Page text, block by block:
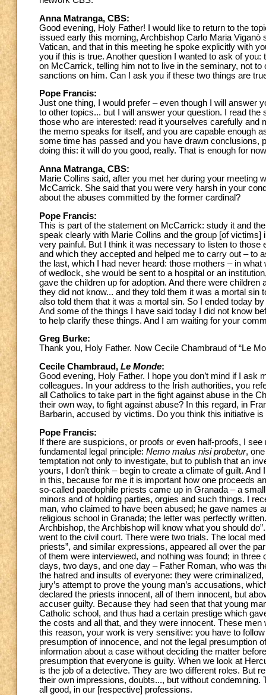
Anna Matranga, CBS:
Good evening, Holy Father! I would like to return to the
issued early this morning, Archbishop Carlo Maria
Vatican, and that in this meeting he spoke explicitly with
you if this is true. Another question I wanted to ask of
on McCarrick, telling him not to live in the seminary, not
sanctions on him. Can I ask you if these two things are
Pope Francis:
Just one thing, I would prefer – even though I will answer
to other topics... but I will answer your question. I read
those who are interested: read it yourselves carefully
the memo speaks for itself, and you are capable enough
some time has passed and you have drawn conclusions,
doing this: it will do you good, really. That is enough for
Anna Matranga, CBS:
Marie Collins said, after you met her during your meeting
McCarrick. She said that you were very harsh in your
about the abuses committed by the former cardinal?
Pope Francis:
This is part of the statement on McCarrick: study it and
speak clearly with Marie Collins and the group [of victims]
very painful. But I think it was necessary to listen to
and which they accepted and helped me to carry out – to
the last, which I had never heard: those mothers – in
of wedlock, she would be sent to a hospital or an
gave the children up for adoption. And there were
they did not know... and they told them it was a mortal
also told them that it was a mortal sin. So I ended today
And some of the things I have said today I did not know
to help clarify these things. And I am waiting for your
Greg Burke:
Thank you, Holy Father. Now Cecile Chambraud of “Le
Cecile Chambraud, Le Monde:
Good evening, Holy Father. I hope you don’t mind if I
colleagues. In your address to the Irish authorities, you
all Catholics to take part in the fight against abuse in the
their own way, to fight against abuse? In this regard, in
Barbarin, accused by victims. Do you think this initiative is
Pope Francis:
If there are suspicions, or proofs or even half-proofs, I
fundamental legal principle: Nemo malus nisi probetur,
temptation not only to investigate, but to publish that an
yours, I don’t think – begin to create a climate of guilt.
in this, because for me it is important how one proceeds
so-called paedophile priests came up in Granada – a
minors and of holding parties, orgies and such things. I
man, who claimed to have been abused; he gave names
religious school in Granada; the letter was perfectly
Archbishop, the Archbishop will know what you should
went to the civil court. There were two trials. The local
priests”, and similar expressions, appeared all over the
of them were interviewed, and nothing was found; in
days, two days, and one day – Father Roman, who was
the hatred and insults of everyone: they were
jury’s attempt to prove the young man’s accusations,
declared the priests innocent, all of them innocent, but
accuser guilty. Because they had seen that that young
Catholic school, and thus had a certain prestige which
the costs and all that, and they were innocent. These
this reason, your work is very sensitive: you have to
presumption of innocence, and not the legal presumption
information about a case without deciding the matter
presumption that everyone is guilty. When we look at
is the job of a detective. They are two different roles. But
their own impressions, doubts..., but without
all good, in our [respective] professions.